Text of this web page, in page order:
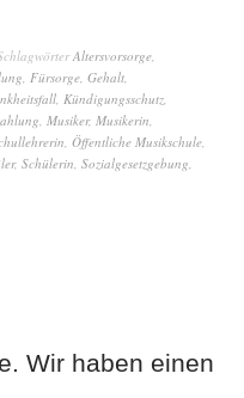
Altersvorsorge,
, Fürsorge, Gehalt,
, Kündigungsschutz,
, Musiker, Musikerin,
, Öffentliche Musikschule,
, Schülerin, Sozialgesetzgebung,
Wir haben einen